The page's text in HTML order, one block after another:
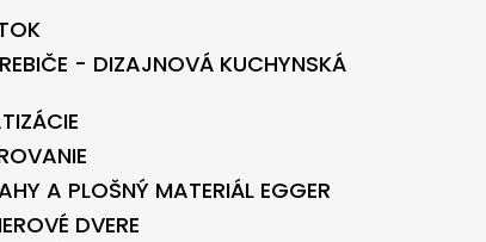
- DIZAJNOVÁ KUCHYNSKÁ
A PLOŠNÝ MATERIÁL EGGER
DVERE